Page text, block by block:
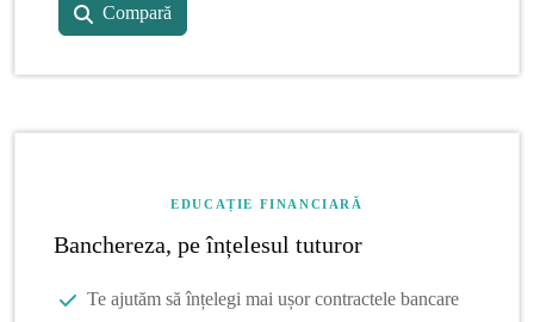
Compară
EDUCAȚIE FINANCIARĂ
Banchereza, pe înțelesul tuturor
Te ajutăm să înțelegi mai ușor contractele bancare